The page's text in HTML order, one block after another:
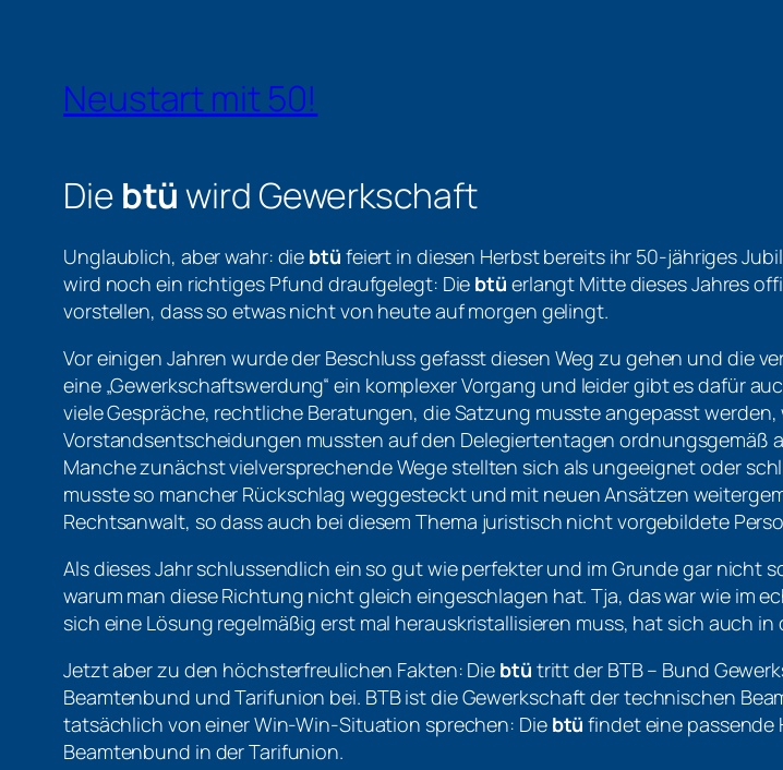
Neustart mit 50!
Die btüwird Gewerkschaft
Unglaublich, aber wahr: die btü feiert in diesen Herbst bereits ihr 50-jähriges
wird noch ein richtiges Pfund draufgelegt: Die btü erlangt Mitte dieses Jahres
vorstellen, dass so etwas nicht von heute auf morgen gelingt.
Vor einigen Jahren wurde der Beschluss gefasst diesen Weg zu gehen und die
eine „Gewerkschaftswerdung“ ein komplexer Vorgang und leider gibt es dafür
viele Gespräche, rechtliche Beratungen, die Satzung musste angepasst
Vorstandsentscheidungen mussten auf den Delegiertentagen
Manche zunächst vielversprechende Wege stellten sich als ungeeignet oder
musste so mancher Rückschlag weggesteckt und mit neuen Ansätzen
Rechtsanwalt, so dass auch bei diesem Thema juristisch nicht vorgebildete
Als dieses Jahr schlussendlich ein so gut wie perfekter und im Grunde gar
warum man diese Richtung nicht gleich eingeschlagen hat. Tja, das war wie im
sich eine Lösung regelmäßig erst mal herauskristallisieren muss, hat sich auch in
Jetzt aber zu den höchsterfreulichen Fakten: Die btü tritt der BTB – Bund
Beamtenbund und Tarifunion bei. BTB ist die Gewerkschaft der technischen
tatsächlich von einer Win-Win-Situation sprechen: Die btüfindet eine passende
Beamtenbund in der Tarifunion.